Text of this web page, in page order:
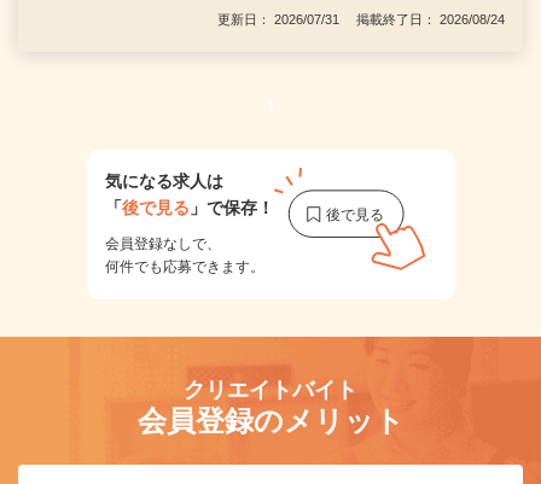
更新日： 2026/07/31 掲載終了日： 2026/08/24
1
気になる求人は
「後で見る 」で保存！
会員登録なしで、
何件でも応募できます。
クリエイトバイト
会員登録のメリット